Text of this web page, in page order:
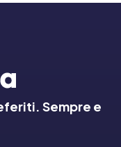
Sempre e